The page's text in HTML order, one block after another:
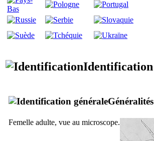
Identification
Généralités
Femelle adulte, vue au microscope.